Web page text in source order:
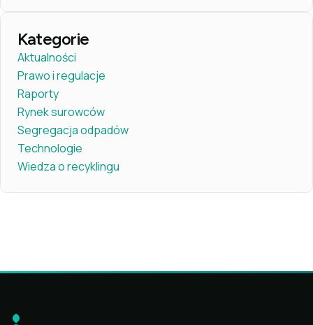
Kategorie
Aktualności
Prawo i regulacje
Raporty
Rynek surowców
Segregacja odpadów
Technologie
Wiedza o recyklingu